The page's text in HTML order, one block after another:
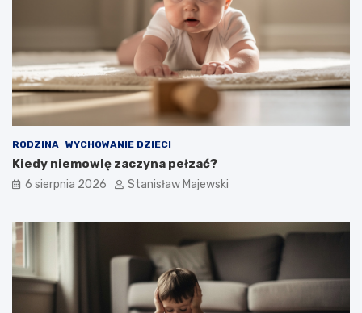
RODZINA WYCHOWANIE DZIECI
Kiedy niemowlę zaczyna pełzać?
6 sierpnia 2026 Stanisław Majewski